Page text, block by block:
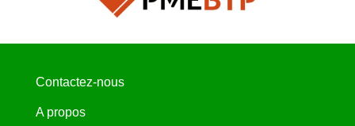
Contactez-nous
A propos